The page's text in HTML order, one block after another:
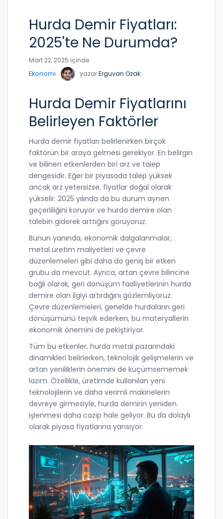
Hurda Demir Fiyatları:
2025'te Ne Durumda?
Mart 22, 2025 içinde
Ekonomi
yazarErguvan Ozak
Hurda Demir Fiyatlarını
Belirleyen Faktörler
Hurda demir fiyatları belirlenirken birçok
faktörün bir araya gelmesi gerekiyor. En belirgin
ve bilinen etkenlerden biri arz ve talep
dengesidir. Eğer bir piyasada talep yüksek
ancak arz yetersizse, fiyatlar doğal olarak
yükselir. 2025 yılında da bu durum aynen
geçerliliğini koruyor ve hurda demire olan
talebin giderek arttığını görüyoruz.
Bunun yanında, ekonomik dalgalanmalar,
metal üretim maliyetleri ve çevre
düzenlemeleri gibi daha da geniş bir etken
grubu da mevcut. Ayrıca, artan çevre bilincine
bağlı olarak, geri dönüşüm faaliyetlerinin hurda
demire olan ilgiyi artırdığını gözlemliyoruz.
Çevre düzenlemeleri, genelde hurdaların geri
dönüşümünü teşvik ederken, bu materyallerin
ekonomik önemini de pekiştiriyor.
Tüm bu etkenler, hurda metal pazarındaki
dinamikleri belirlerken, teknolojik gelişmelerin ve
artan yeniliklerin önemini de küçümsememek
lazım. Özellikle, üretimde kullanılan yeni
teknolojilerin ve daha verimli makinelerin
devreye girmesiyle, hurda demirin yeniden
işlenmesi daha cazip hale geliyor. Bu da dolaylı
olarak piyasa fiyatlarına yansıyor.